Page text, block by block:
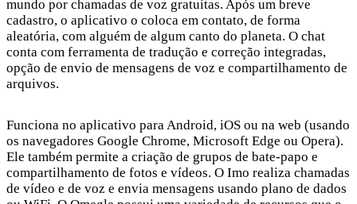
mundo por chamadas de voz gratuitas. Após um breve
cadastro, o aplicativo o coloca em contato, de forma
aleatória, com alguém de algum canto do planeta. O chat
conta com ferramenta de tradução e correção integradas,
opção de envio de mensagens de voz e compartilhamento de
arquivos.
Funciona no aplicativo para Android, iOS ou na web (usando
os navegadores Google Chrome, Microsoft Edge ou Opera).
Ele também permite a criação de grupos de bate-papo e
compartilhamento de fotos e vídeos. O Imo realiza chamadas
de vídeo e de voz e envia mensagens usando plano de dados